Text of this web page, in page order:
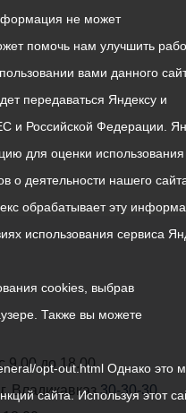
9.00 до 18.00
Владикавказ30-30-30
не может
помочь нам улучшить
вами данного
передаваться Яндексу и
и Российской Федерации.
для оценки
о деятельности нашего
обрабатывает эту
использования сервиса
cookies, выбрав
Также вы можете
opt-out.html Однако это
сайта. Используя этот